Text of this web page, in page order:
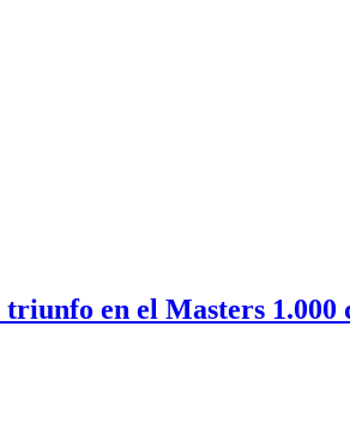
en el Masters 1.000